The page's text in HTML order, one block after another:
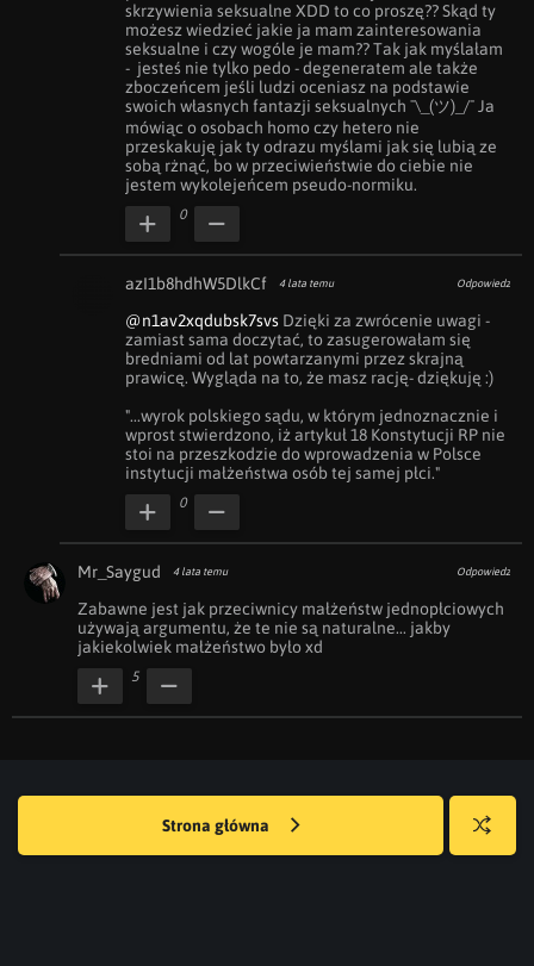
skrzywienia seksualne XDD to co proszę?? Skąd ty
możesz wiedzieć jakie ja mam zainteresowania
seksualne i czy wogóle je mam?? Tak jak myślałam
-  jesteś nie tylko pedo - degeneratem ale także
zboczeńcem jeśli ludzi oceniasz na podstawie
swoich własnych fantazji seksualnych ¯\_(ツ)_/¯ Ja
mówiąc o osobach homo czy hetero nie
przeskakuję jak ty odrazu myślami jak się lubią ze
sobą rżnąć, bo w przeciwieństwie do ciebie nie
jestem wykolejeńcem pseudo-normiku.
0
azI1b8hdhW5DlkCf 4 lata temu Odpowiedz
@n1av2xqdubsk7svs Dzięki za zwrócenie uwagi -
zamiast sama doczytać, to zasugerowałam się
bredniami od lat powtarzanymi przez skrajną
prawicę. Wygląda na to, że masz rację- dziękuję :)
"...wyrok polskiego sądu, w którym jednoznacznie i
wprost stwierdzono, iż artykuł 18 Konstytucji RP nie
stoi na przeszkodzie do wprowadzenia w Polsce
instytucji małżeństwa osób tej samej płci."
0
Mr_Saygud 4 lata temu Odpowiedz
Zabawne jest jak przeciwnicy małżeństw jednopłciowych
używają argumentu, że te nie są naturalne... jakby
jakiekolwiek małżeństwo było xd
5
Strona główna